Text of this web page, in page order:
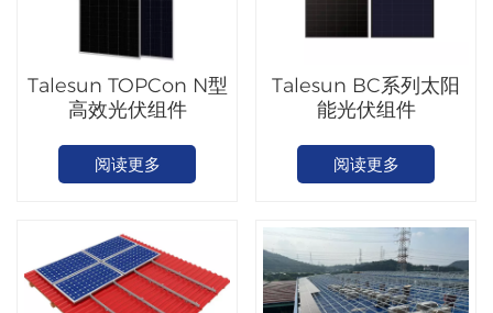
Talesun TOPCon N型
高效光伏组件
阅读更多
Talesun BC系列太阳
能光伏组件
阅读更多